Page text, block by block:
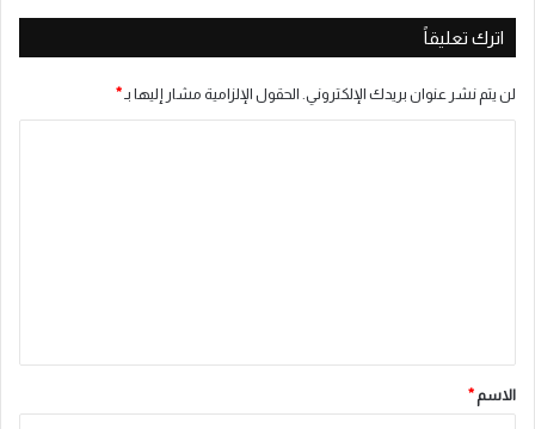
اترك تعليقاً
لن يتم نشر عنوان بريدك الإلكتروني. الحقول الإلزامية مشار إليها بـ*
*
الاسم *